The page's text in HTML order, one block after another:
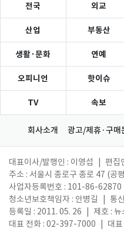
전국 외교
산업 부동산
생활·문화 연예
오피니언 핫이슈
TV 속보
회사소개 광고/제휴·구매
대표이사/발행인 : 이영섭 편집
주소 : 서울시 종로구 종로 47 (공
사업자등록번호 : 101-86-62870
청소년보호책임자 : 안병길
통
등록일 : 2011. 05. 26
제호 :
대표 전화 : 02-397-7000
대